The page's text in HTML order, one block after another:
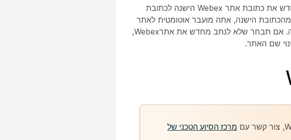
כשאתה משנה שם של אתר Webex, אתה יכול לבחור לנתב מחדש את כתובת אתר Webex הישנה לכתובת
החדשה למשך 90 יום. כאשר אתה מנסה לגשת לאתר Webex מהכתובת הישנה, אתה מועבר אוטומטית לאתר
החדש. משתתפי הפגישה מועברים גם לכתובת הפגישה החדשה. אם תבחר שלא לנתב מחדש את אתרWebex,
מרכז הסיוע הטכני של